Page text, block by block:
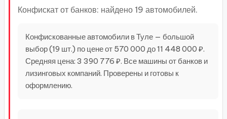
Конфискат от банков: найдено 19 автомобилей.
Конфискованные автомобили в Туле — большой
выбор (19 шт.) по цене от 570 000 до 11 448 000 ₽.
Средняя цена: 3 390 776 ₽. Все машины от банков и
лизинговых компаний. Проверены и готовы к
оформлению.